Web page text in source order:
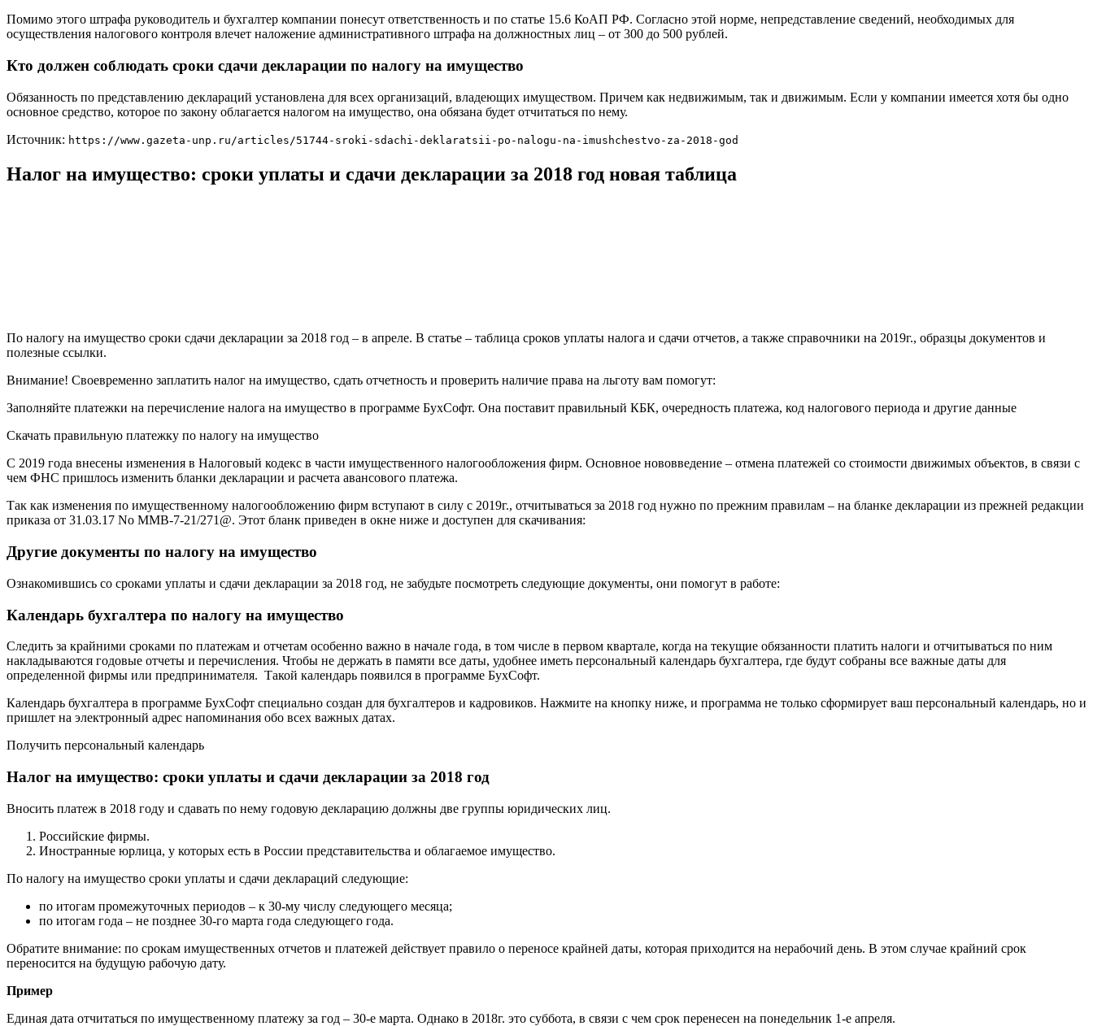
Помимо этого штрафа руководитель и бухгалтер компании понесут ответственность и по статье 15.6 КоАП РФ. Согласно этой норме, непредставление сведений, необходимых для
осуществления налогового контроля влечет наложение административного штрафа на должностных лиц – от 300 до 500 рублей.
Кто должен соблюдать сроки сдачи декларации по налогу на имущество
Обязанность по представлению деклараций установлена для всех организаций, владеющих имуществом. Причем как недвижимым, так и движимым. Если у компании имеется хотя бы одно
основное средство, которое по закону облагается налогом на имущество, она обязана будет отчитаться по нему.
Источник: https://www.gazeta-unp.ru/articles/51744-sroki-sdachi-deklaratsii-po-nalogu-na-imushchestvo-za-2018-god
Налог на имущество: сроки уплаты и сдачи декларации за 2018 год новая таблица
По налогу на имущество сроки сдачи декларации за 2018 год – в апреле. В статье – таблица сроков уплаты налога и сдачи отчетов, а также справочники на 2019г., образцы документов и
полезные ссылки.
Внимание! Своевременно заплатить налог на имущество, сдать отчетность и проверить наличие права на льготу вам помогут:
Заполняйте платежки на перечисление налога на имущество в программе БухСофт. Она поставит правильный КБК, очередность платежа, код налогового периода и другие данные
Скачать правильную платежку по налогу на имущество
С 2019 года внесены изменения в Налоговый кодекс в части имущественного налогообложения фирм. Основное нововведение – отмена платежей со стоимости движимых объектов, в связи с
чем ФНС пришлось изменить бланки декларации и расчета авансового платежа.
Так как изменения по имущественному налогообложению фирм вступают в силу с 2019г., отчитываться за 2018 год нужно по прежним правилам – на бланке декларации из прежней редакции
приказа от 31.03.17 No ММВ-7-21/271@. Этот бланк приведен в окне ниже и доступен для скачивания:
Другие документы по налогу на имущество
Ознакомившись со сроками уплаты и сдачи декларации за 2018 год, не забудьте посмотреть следующие документы, они помогут в работе:
Календарь бухгалтера по налогу на имущество
Следить за крайними сроками по платежам и отчетам особенно важно в начале года, в том числе в первом квартале, когда на текущие обязанности платить налоги и отчитываться по ним
накладываются годовые отчеты и перечисления. Чтобы не держать в памяти все даты, удобнее иметь персональный календарь бухгалтера, где будут собраны все важные даты для
определенной фирмы или предпринимателя. Такой календарь появился в программе БухСофт.
Календарь бухгалтера в программе БухСофт специально создан для бухгалтеров и кадровиков. Нажмите на кнопку ниже, и программа не только сформирует ваш персональный календарь, но и
пришлет на электронный адрес напоминания обо всех важных датах.
Получить персональный календарь
Налог на имущество: сроки уплаты и сдачи декларации за 2018 год
Вносить платеж в 2018 году и сдавать по нему годовую декларацию должны две группы юридических лиц.
Российские фирмы.
Иностранные юрлица, у которых есть в России представительства и облагаемое имущество.
По налогу на имущество сроки уплаты и сдачи деклараций следующие:
по итогам промежуточных периодов – к 30-му числу следующего месяца;
по итогам года – не позднее 30-го марта года следующего года.
Обратите внимание: по срокам имущественных отчетов и платежей действует правило о переносе крайней даты, которая приходится на нерабочий день. В этом случае крайний срок
переносится на будущую рабочую дату.
Пример
Единая дата отчитаться по имущественному платежу за год – 30-е марта. Однако в 2018г. это суббота, в связи с чем срок перенесен на понедельник 1-е апреля.